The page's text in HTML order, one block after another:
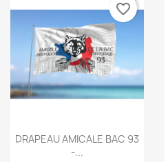
Aperçu rapide
DRAPEAU AMICALE BAC 93
-...
favorite_border